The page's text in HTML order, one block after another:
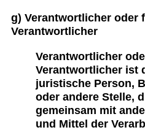
g) Verantwortlicher oder
Verantwortlicher
Verantwortlicher
Verantwortlicher ist
juristische Person,
oder andere Stelle,
gemeinsam mit
und Mittel der